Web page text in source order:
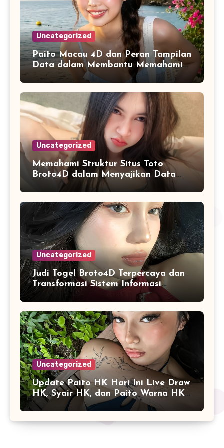
Uncategorized
Paito Macau 4D dan Peran Tampilan
Data dalam Membantu Memahami
Riwayat Informasi
Uncategorized
Memahami Struktur Situs Toto
Broto4D dalam Menyajikan Data
dan Statistik Harian
Uncategorized
Judi Togel Broto4D Terpercaya dan
Transformasi Sistem Informasi
Angka Online
Uncategorized
Update Paito HK Hari Ini Live Draw
HK, Syair HK, dan Paito Warna HK
Terlengkap